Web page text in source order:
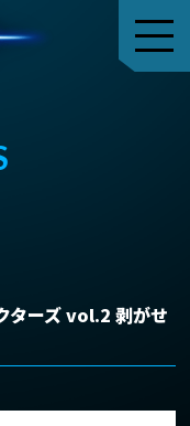
ターズ vol.2 剥がせ